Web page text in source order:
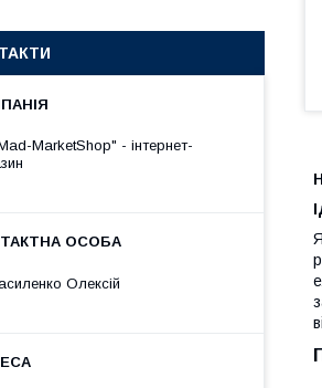
MarketShop" - інтернет-
Олексій